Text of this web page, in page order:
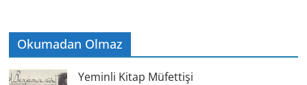
Okumadan Olmaz
Yeminli Kitap Müfettişi